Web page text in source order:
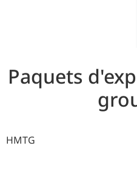
Paquets
HMTG